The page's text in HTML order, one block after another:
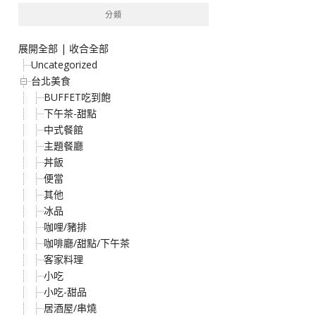
分類
展開全部 | 收合全部
Uncategorized
台北美食
BUFFET吃到飽
下午茶-甜點
中式餐館
主題餐廳
丼飯
便當
其他
冰品
咖哩/豬排
咖啡廳/甜點/下午茶
客家料理
小吃
小吃-甜品
居酒屋/串燒